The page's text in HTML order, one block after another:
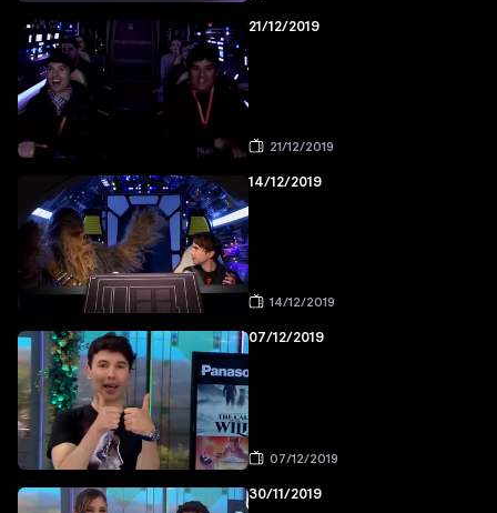
21/12/2019
21/12/2019
14/12/2019
14/12/2019
07/12/2019
07/12/2019
30/11/2019